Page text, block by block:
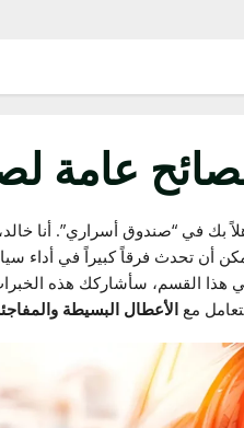
عامة
في “صندوق أسراري”. أنا خالد،
تحدث فرقاً كبيراً في أداء
القسم، سأشاركك هذه الخبرات.
الأعطال البسيطة والمفاجئة